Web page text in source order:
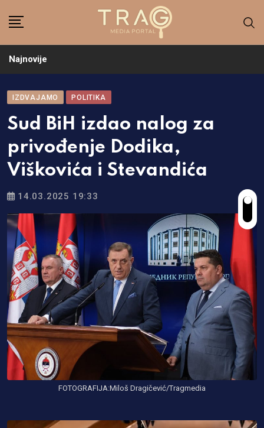
Najnovije
IZDVAJAMO POLITIKA
Sud BiH izdao nalog za
privođenje Dodika,
Viškovića i Stevandića
14.03.2025 19:33
FOTOGRAFIJA:Miloš Dragičević/Tragmedia